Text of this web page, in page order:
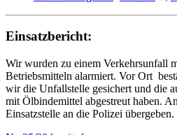
Einsatzbericht:
Wir wurden zu einem Verkehrsunfall
Betriebsmitteln alarmiert. Vor Ort
wir die Unfallstelle gesichert und die
mit Ölbindemittel abgestreut haben.
Einsatzstelle an die Polizei übergeben.